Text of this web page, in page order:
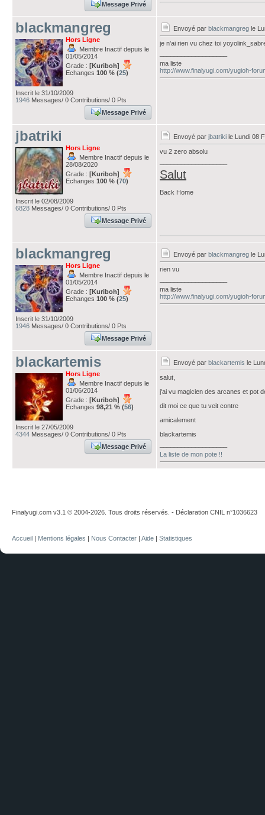
Message Privé
blackmangreg
Hors Ligne
Membre Inactif depuis le
01/05/2014
Grade : [Kuriboh]
Echanges 100 % (25)
Inscrit le 31/10/2009
1946 Messages/ 0 Contributions/ 0 Pts
Message Privé
Envoyé par blackmangreg le
je n'ai rien vu chez toi
ma liste
http://www.finalyugi.com/yugioh-
jbatriki
Hors Ligne
Membre Inactif depuis le
28/08/2020
Grade : [Kuriboh]
Echanges 100 % (70)
Inscrit le 02/08/2009
6828 Messages/ 0 Contributions/ 0 Pts
Message Privé
Envoyé par jbatriki le Lundi 08
vu 2 zero absolu
Salut
Back Home
blackmangreg
Hors Ligne
Membre Inactif depuis le
01/05/2014
Grade : [Kuriboh]
Echanges 100 % (25)
Inscrit le 31/10/2009
1946 Messages/ 0 Contributions/ 0 Pts
Message Privé
Envoyé par blackmangreg le
rien vu
ma liste
http://www.finalyugi.com/yugioh-
blackartemis
Hors Ligne
Membre Inactif depuis le
01/06/2014
Grade : [Kuriboh]
Echanges 98,21 % (56)
Inscrit le 27/05/2009
4344 Messages/ 0 Contributions/ 0 Pts
Message Privé
Envoyé par blackartemis le
salut,
j'ai vu magicien des arcanes et pot
dit moi ce que tu veit contre
amicalement
blackartemis
La liste de mon pote !!
Finalyugi.com v3.1 © 2004-2026. Tous droits réservés. - Déclaration CNIL n°1036623
Accueil | Mentions légales | Nous Contacter | Aide | Statistiques